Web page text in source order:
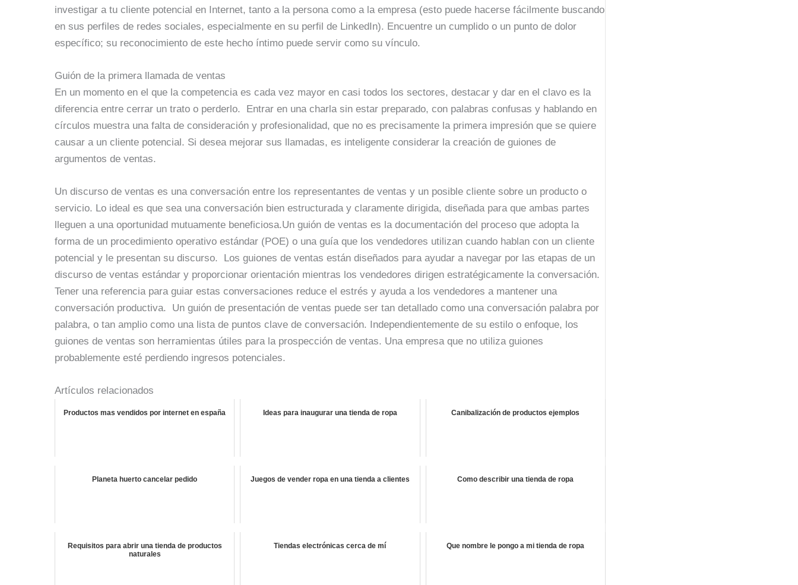
investigar a tu cliente potencial en Internet, tanto a la persona como a la empresa (esto puede hacerse fácilmente buscando
en sus perfiles de redes sociales, especialmente en su perfil de LinkedIn). Encuentre un cumplido o un punto de dolor
específico; su reconocimiento de este hecho íntimo puede servir como su vínculo.
Guión de la primera llamada de ventas
En un momento en el que la competencia es cada vez mayor en casi todos los sectores, destacar y dar en el clavo es la
diferencia entre cerrar un trato o perderlo. Entrar en una charla sin estar preparado, con palabras confusas y hablando en
círculos muestra una falta de consideración y profesionalidad, que no es precisamente la primera impresión que se quiere
causar a un cliente potencial. Si desea mejorar sus llamadas, es inteligente considerar la creación de guiones de
argumentos de ventas.
Un discurso de ventas es una conversación entre los representantes de ventas y un posible cliente sobre un producto o
servicio. Lo ideal es que sea una conversación bien estructurada y claramente dirigida, diseñada para que ambas partes
lleguen a una oportunidad mutuamente beneficiosa.Un guión de ventas es la documentación del proceso que adopta la
forma de un procedimiento operativo estándar (POE) o una guía que los vendedores utilizan cuando hablan con un cliente
potencial y le presentan su discurso. Los guiones de ventas están diseñados para ayudar a navegar por las etapas de un
discurso de ventas estándar y proporcionar orientación mientras los vendedores dirigen estratégicamente la conversación.
Tener una referencia para guiar estas conversaciones reduce el estrés y ayuda a los vendedores a mantener una
conversación productiva. Un guión de presentación de ventas puede ser tan detallado como una conversación palabra por
palabra, o tan amplio como una lista de puntos clave de conversación. Independientemente de su estilo o enfoque, los
guiones de ventas son herramientas útiles para la prospección de ventas. Una empresa que no utiliza guiones
probablemente esté perdiendo ingresos potenciales.
Artículos relacionados
Productos mas vendidos por internet en españa Ideas para inaugurar una tienda de ropa Canibalización de productos ejemplos
Planeta huerto cancelar pedido Juegos de vender ropa en una tienda a clientes Como describir una tienda de ropa
Requisitos para abrir una tienda de productos
naturales
Tiendas electrónicas cerca de mí Que nombre le pongo a mi tienda de ropa